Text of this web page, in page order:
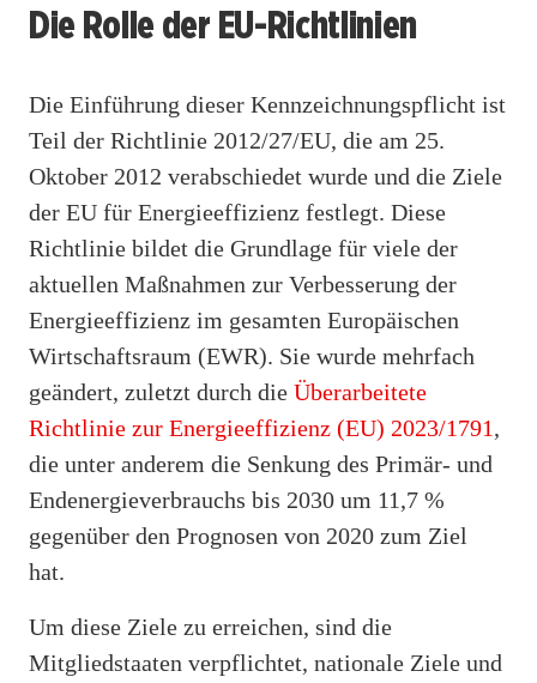
Die Rolle der EU-Richtlinien
Die Einführung dieser Kennzeichnungspflicht ist
Teil der Richtlinie 2012/27/EU, die am 25.
Oktober 2012 verabschiedet wurde und die Ziele
der EU für Energieeffizienz festlegt. Diese
Richtlinie bildet die Grundlage für viele der
aktuellen Maßnahmen zur Verbesserung der
Energieeffizienz im gesamten Europäischen
Wirtschaftsraum (EWR). Sie wurde mehrfach
geändert, zuletzt durch die Überarbeitete
Richtlinie zur Energieeffizienz (EU) 2023/1791,
die unter anderem die Senkung des Primär- und
Endenergieverbrauchs bis 2030 um 11,7 %
gegenüber den Prognosen von 2020 zum Ziel
hat.
Um diese Ziele zu erreichen, sind die
Mitgliedstaaten verpflichtet, nationale Ziele und